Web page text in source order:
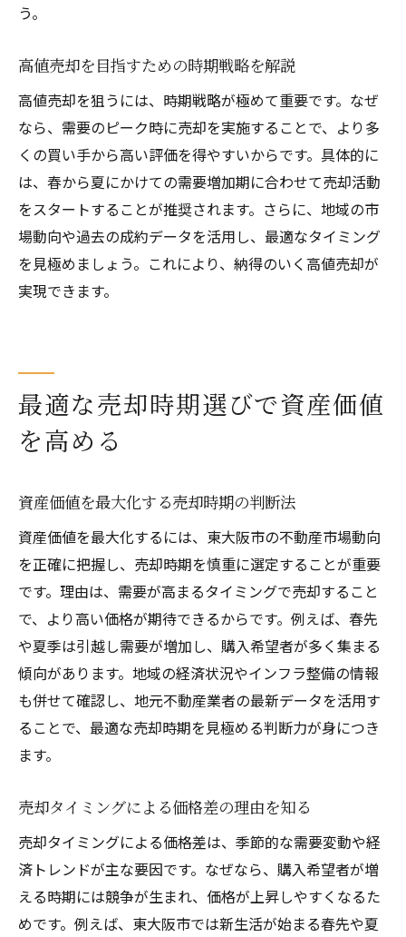
う。
高値売却を目指すための時期戦略を解説
高値売却を狙うには、時期戦略が極めて重要です。なぜ
なら、需要のピーク時に売却を実施することで、より多
くの買い手から高い評価を得やすいからです。具体的に
は、春から夏にかけての需要増加期に合わせて売却活動
をスタートすることが推奨されます。さらに、地域の市
場動向や過去の成約データを活用し、最適なタイミング
を見極めましょう。これにより、納得のいく高値売却が
実現できます。
最適な売却時期選びで資産価値
を高める
資産価値を最大化する売却時期の判断法
資産価値を最大化するには、東大阪市の不動産市場動向
を正確に把握し、売却時期を慎重に選定することが重要
です。理由は、需要が高まるタイミングで売却すること
で、より高い価格が期待できるからです。例えば、春先
や夏季は引越し需要が増加し、購入希望者が多く集まる
傾向があります。地域の経済状況やインフラ整備の情報
も併せて確認し、地元不動産業者の最新データを活用す
ることで、最適な売却時期を見極める判断力が身につき
ます。
売却タイミングによる価格差の理由を知る
売却タイミングによる価格差は、季節的な需要変動や経
済トレンドが主な要因です。なぜなら、購入希望者が増
える時期には競争が生まれ、価格が上昇しやすくなるた
めです。例えば、東大阪市では新生活が始まる春先や夏